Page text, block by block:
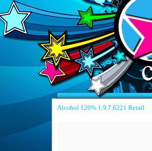
Alcohol 120% 1.9.7.6221 Retail